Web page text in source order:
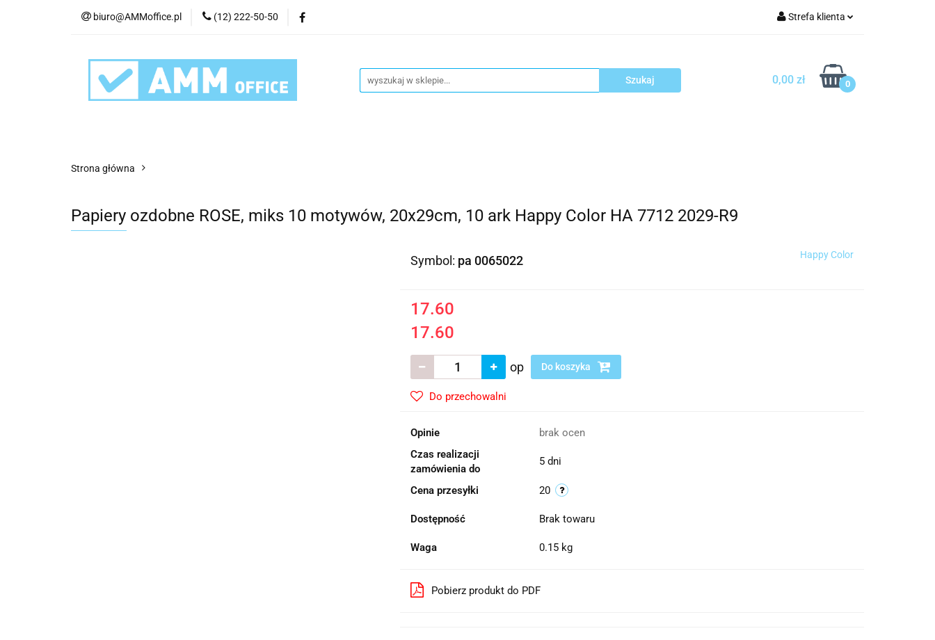
biuro@AMMoffice.pl (12) 222-50-50 Strefa klienta
Zarejestruj się
Dodaj zgłoszenie
0,00 zł 0
Kategorie Artykuły biurowe
Urządzenia i eksploatacja Blog Kontakt
Strona główna
Papiery ozdobne ROSE, miks 10 motywów, 20x29cm, 10 ark Happy Color HA 7712 2029-R9
Symbol: pa 0065022 Happy Color
17.60
17.60
op Do koszyka
Do przechowalni
Opinie
brak ocen
Czas realizacji
zamówienia do
5 dni
Cena przesyłki 20
Dostępność Brak towaru
Waga 0.15 kg
Pobierz produkt do PDF